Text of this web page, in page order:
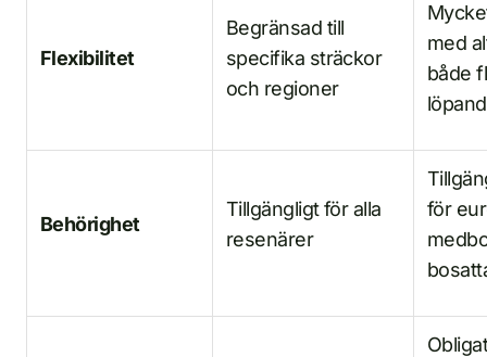
Flexibilitet
Begränsad till
specifika sträckor
och regioner
med
både
Behörighet
Tillgängligt för alla
resenärer
för